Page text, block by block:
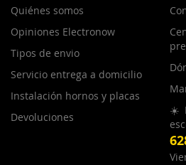
Quiénes somos
Opiniones Electronow
Tipos de envio
Servicio entrega a domicilio
Instalación hornos y placas
Devoluciones
☀️